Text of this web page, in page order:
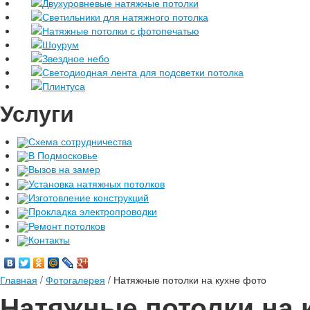
Светильники для натяжного потолка
Натяжные потолки с фотопечатью
Шоурум
Звездное небо
Светодиодная лента для подсветки потолка
Плинтуса
Услуги
Схема сотрудничества
В Подмосковье
Вызов на замер
Установка натяжных потолков
Изготовление конструкций
Прокладка электропроводки
Ремонт потолков
Контакты
Главная / Фотогалерея / Натяжные потолки на кухне фото